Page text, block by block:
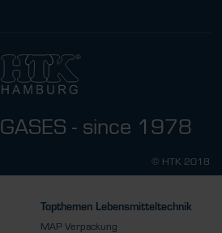
- since 1978
© HTK 2018
Topthemen Lebensmitteltechnik
MAP Verpackung